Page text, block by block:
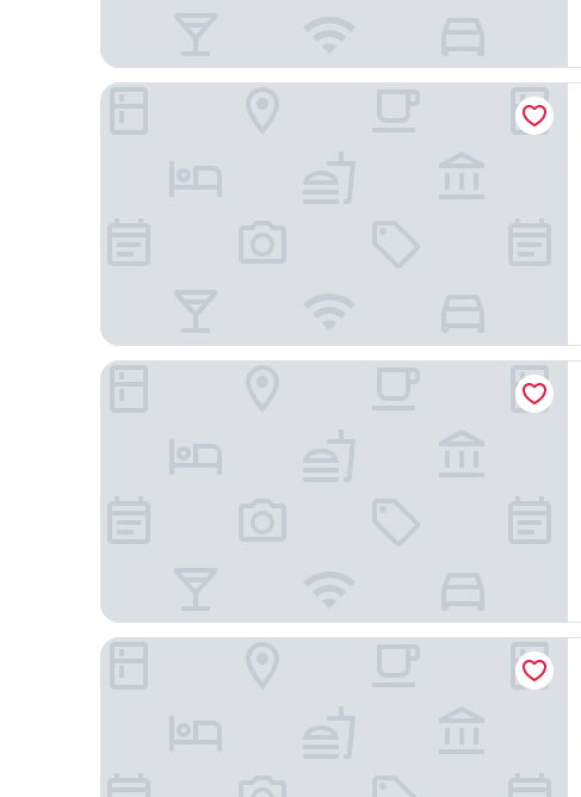
Hotel Bonaventure Montreal
New Hotel Moxy Montreal Downtown
LHotel Montreal